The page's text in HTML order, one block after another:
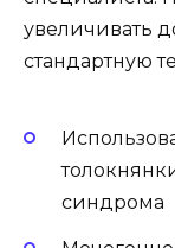
увеличивать
стандартную
синдрома